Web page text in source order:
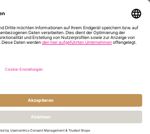
Impressum
© Geschenke für Freunde